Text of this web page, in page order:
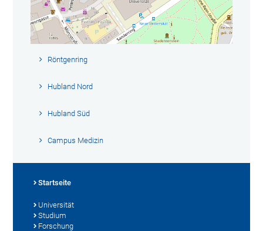
Röntgenring
Hubland Nord
Hubland Süd
Campus Medizin
Startseite
Universität
Studium
Forschung